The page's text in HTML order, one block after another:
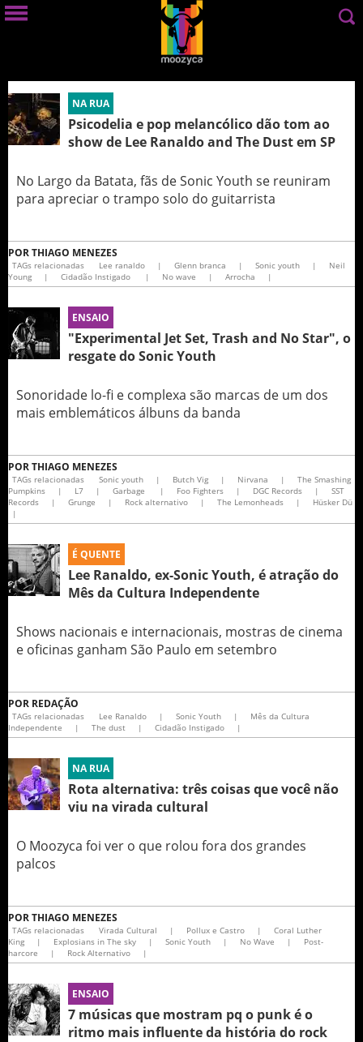
NA RUA
Psicodelia e pop melancólico dão tom ao
show de Lee Ranaldo and The Dust em SP
No Largo da Batata, fãs de Sonic Youth se reuniram
para apreciar o trampo solo do guitarrista
PORTHIAGO MENEZES
TAGs relacionadas Lee ranaldo | Glenn branca | Sonic youth |
Neil
Young
| Cidadão Instigado | No wave | Arrocha |
ENSAIO
"Experimental Jet Set, Trash and No Star", o
resgate do Sonic Youth
Sonoridade lo-fi e complexa são marcas de um dos
mais emblemáticos álbuns da banda
PORTHIAGO MENEZES
TAGs relacionadas Sonic youth | Butch Vig | Nirvana |
The Smashing
Pumpkins
| L7 | Garbage | Foo Fighters | DGC Records |
SST
Records
| Grunge | Rock alternativo | The Lemonheads |
Hüsker Dü
|
É QUENTE
Lee Ranaldo, ex-Sonic Youth, é atração do
Mês da Cultura Independente
Shows nacionais e internacionais, mostras de cinema
e oficinas ganham São Paulo em setembro
POR REDAÇÃO
TAGs relacionadas Lee Ranaldo | Sonic Youth |
Mês da Cultura
Independente
| The dust | Cidadão Instigado |
NA RUA
Rota alternativa: três coisas que você não
viu na virada cultural
O Moozyca foi ver o que rolou fora dos grandes
palcos
PORTHIAGO MENEZES
TAGs relacionadas Virada Cultural | Pollux e Castro |
Coral Luther
King
| Explosians in The sky | Sonic Youth | No Wave |
Post-
harcore
| Rock Alternativo |
ENSAIO
7 músicas que mostram pq o punk é o
ritmo mais influente da história do rock